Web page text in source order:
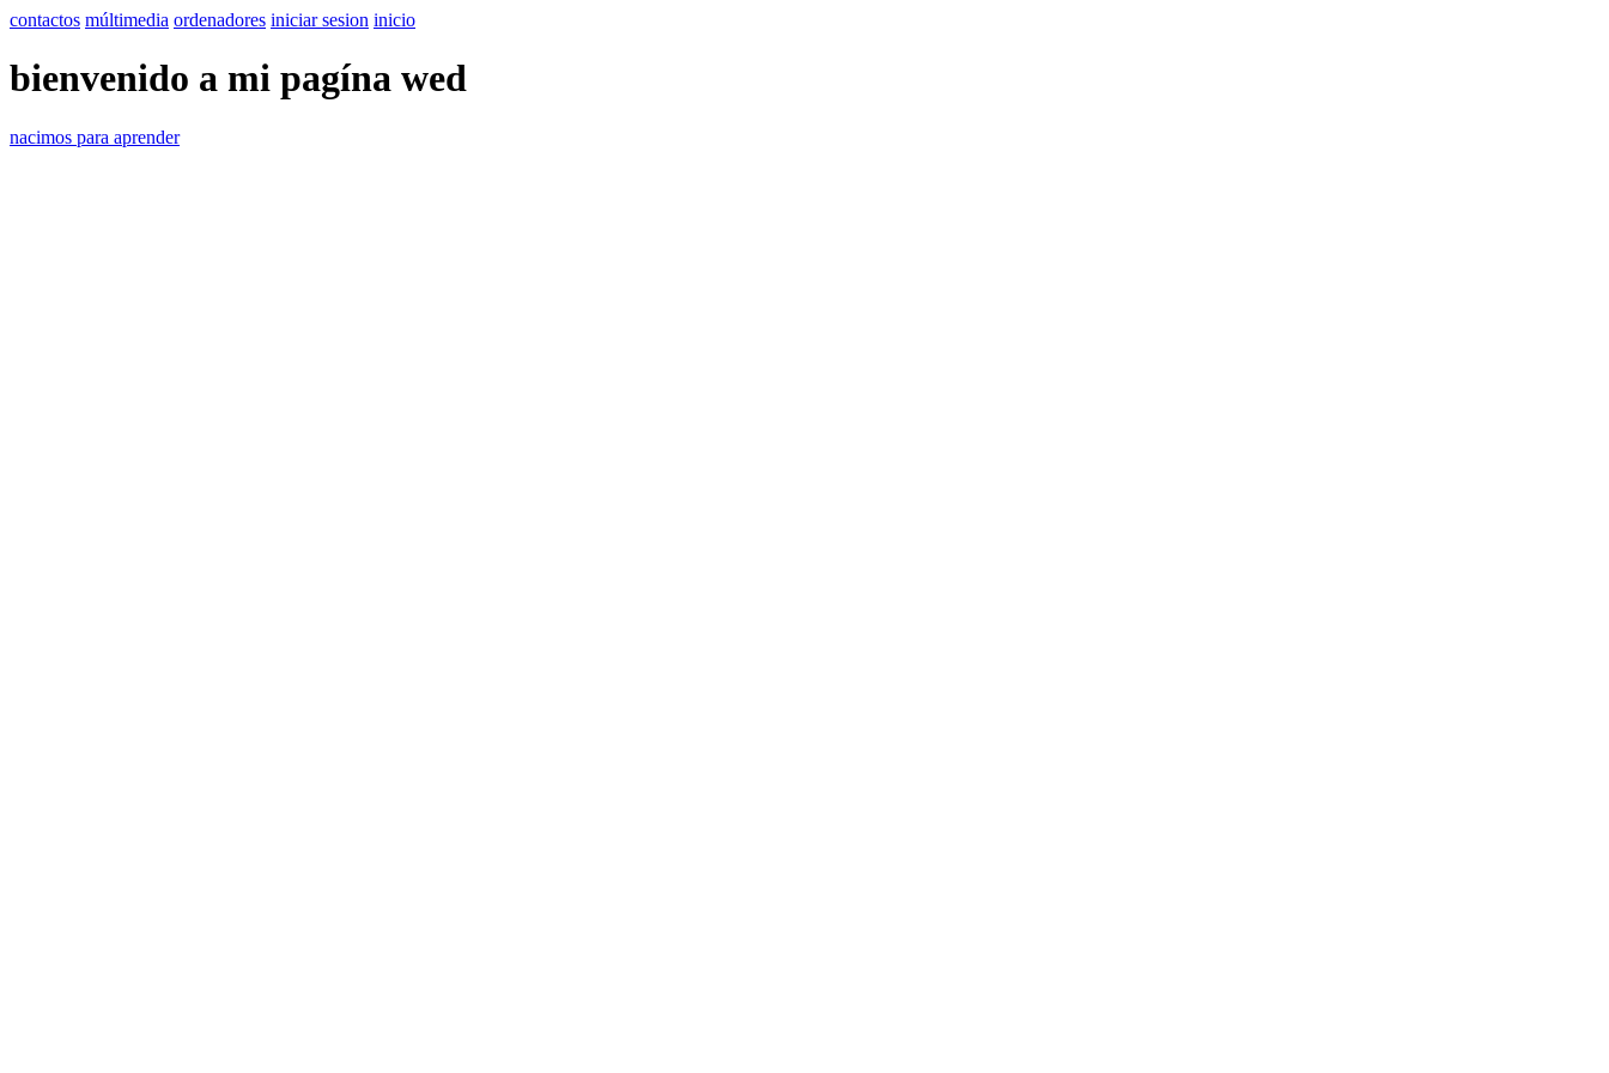
contactos múltimedia ordenadores iniciar sesion inicio
bienvenido a mi pagína wed
nacimos para aprender